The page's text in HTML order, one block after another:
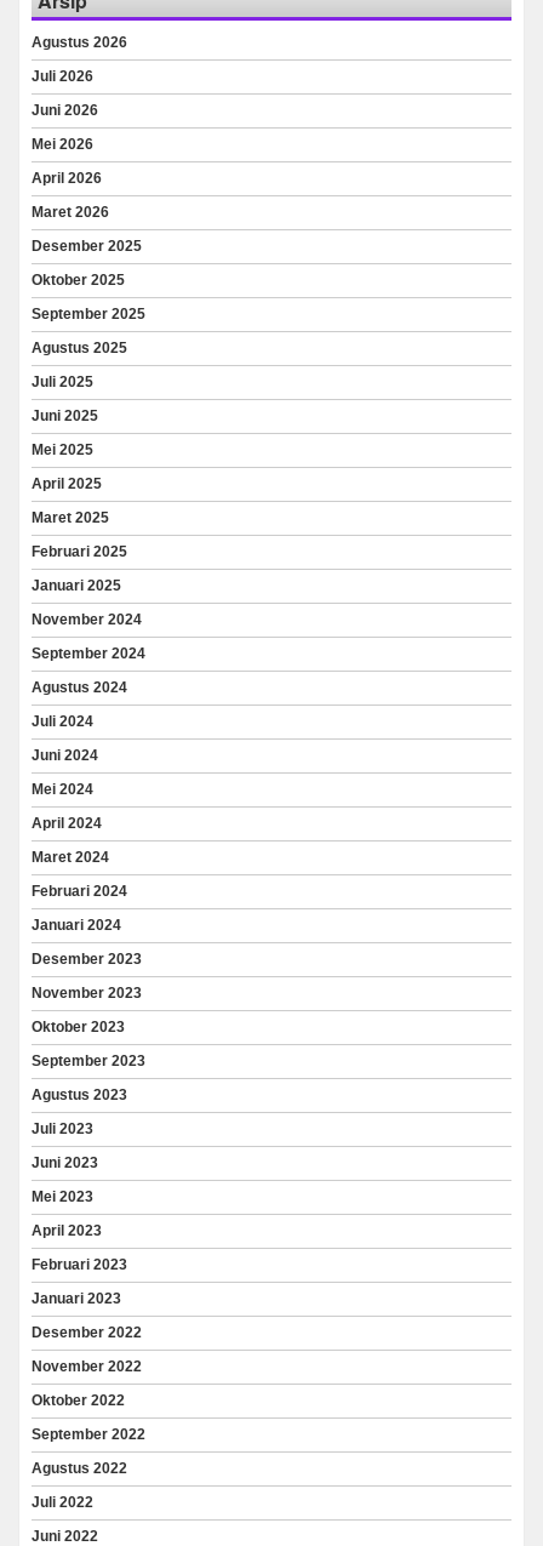
Agustus 2026
Juli 2026
Juni 2026
Mei 2026
April 2026
Maret 2026
Desember 2025
Oktober 2025
September 2025
Agustus 2025
Juli 2025
Juni 2025
Mei 2025
April 2025
Maret 2025
Februari 2025
Januari 2025
November 2024
September 2024
Agustus 2024
Juli 2024
Juni 2024
Mei 2024
April 2024
Maret 2024
Februari 2024
Januari 2024
Desember 2023
November 2023
Oktober 2023
September 2023
Agustus 2023
Juli 2023
Juni 2023
Mei 2023
April 2023
Februari 2023
Januari 2023
Desember 2022
November 2022
Oktober 2022
September 2022
Agustus 2022
Juli 2022
Juni 2022